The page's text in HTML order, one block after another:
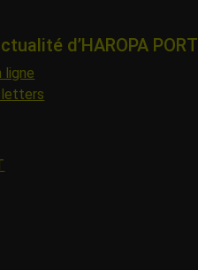
d’HAROPA PORT
ligne